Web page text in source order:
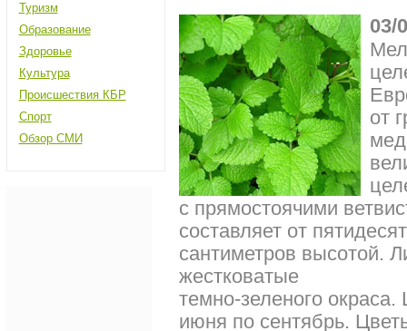
Туризм
Образование
Здоровье
Культура
Происшествия КБР
Спорт
Обзор СМИ
03/
от
с прямостоячими
составляет от
сантиметров высотой.
жестковатые
темно-зеленого
июня по сентябрь.